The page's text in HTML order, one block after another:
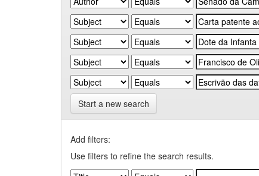
Start a new search
Add filters:
Use filters to refine the search results.